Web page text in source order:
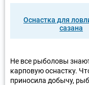
Оснастка для
сазана
Не все рыболовы
карповую оснастку.
приносила добычу,